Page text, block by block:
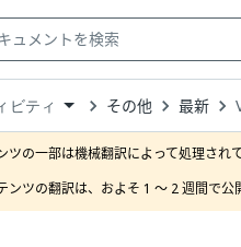
ビティ その他 最新
ツの一部は機械翻訳によって処理され
ンツの翻訳は、およそ 1 ～ 2 週間で公